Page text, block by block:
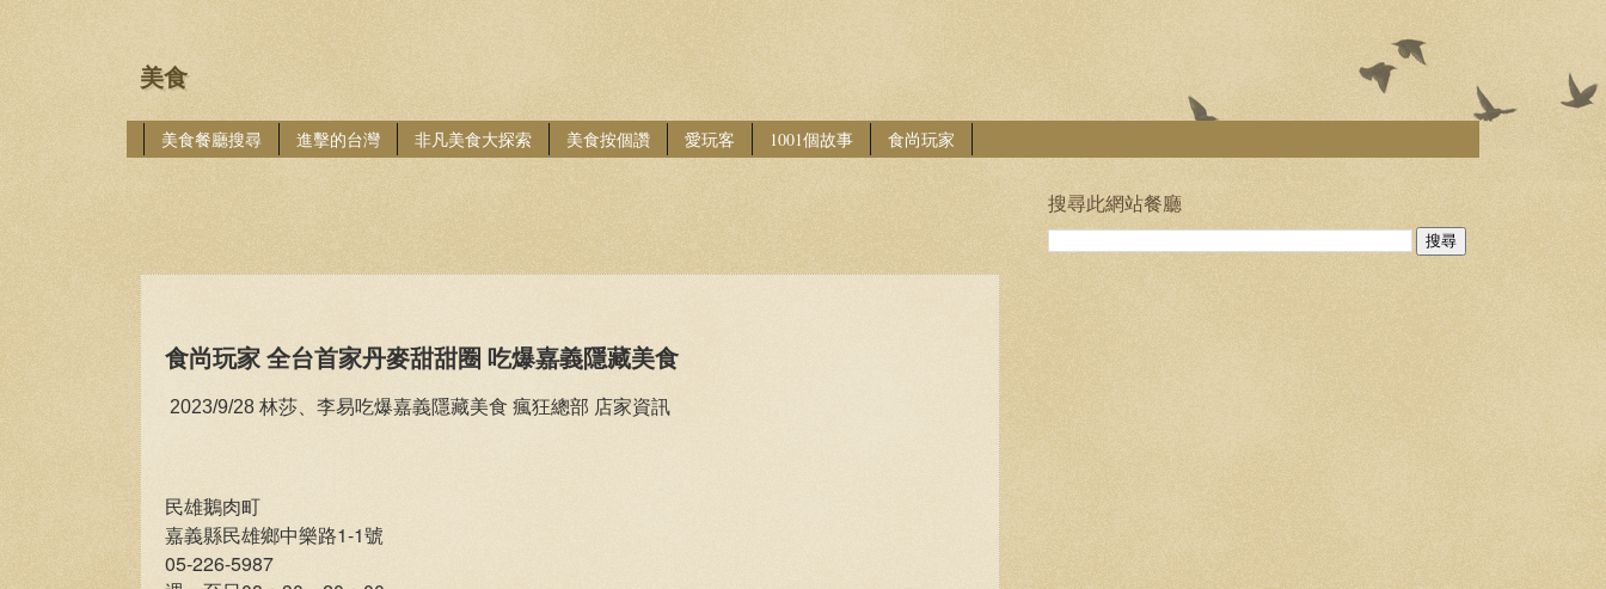
美食
美食餐廳搜尋 進擊的台灣 非凡美食大探索 美食按個讚 愛玩客 1001個故事 食尚玩家
食尚玩家 全台首家丹麥甜甜圈 吃爆嘉義隱藏美食
2023/9/28 林莎、李易吃爆嘉義隱藏美食 瘋狂總部 店家資訊
民雄鵝肉町
嘉義縣民雄鄉中樂路1-1號
05-226-5987
搜尋此網站餐廳